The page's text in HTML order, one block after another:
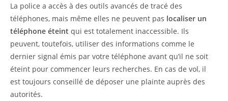
La police a accès à des outils avancés de tracé des
téléphones, mais même elles ne peuvent pas localiser un
téléphone éteint qui est totalement inaccessible. Ils
peuvent, toutefois, utiliser des informations comme le
dernier signal émis par votre téléphone avant qu’il ne soit
éteint pour commencer leurs recherches. En cas de vol, il
est toujours conseillé de déposer une plainte auprès des
autorités.